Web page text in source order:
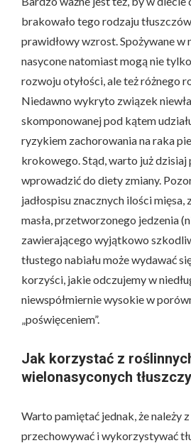
brakowało tego rodzaju
prawidłowy wzrost. Spożywane w
nasycone natomiast mogą nie
rozwoju otyłości, ale też różnego
Niedawno wykryto związek
skomponowanej pod kątem
ryzykiem zachorowania na raka
krokowego. Stąd, warto już
wprowadzić do diety zmiany.
jadłospisu znacznych ilości mięsa,
masła, przetworzonego jedzenia
zawierającego wyjątkowo
tłustego nabiału może wydawać
korzyści, jakie odczujemy w
niewspółmiernie wysokie w
„poświęceniem”.
Jak korzystać z
wielonasyconych
Warto pamiętać jednak, że należy
przechowywać i wykorzystywać